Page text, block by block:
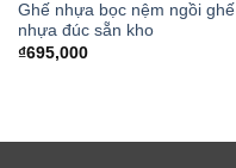
Ghế nhựa bọc nệm ngồi ghế
nhựa đúc sẵn kho
₫695,000